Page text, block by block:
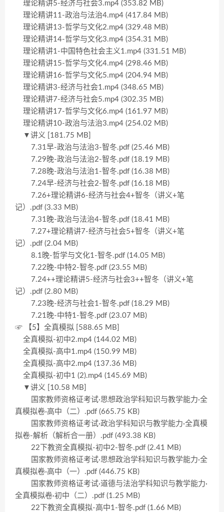
理论精讲5-经济与社会3.mp4 (353.82 MB)
理论精讲11-政治与法治4.mp4 (417.84 MB)
理论精讲13-哲学与文化2.mp4 (329.48 MB)
理论精讲14-哲学与文化3.mp4 (354.31 MB)
理论精讲1-中国特色社会主义1.mp4 (331.51 MB)
理论精讲15-哲学与文化4.mp4 (298.46 MB)
理论精讲16-哲学与文化5.mp4 (204.94 MB)
理论精讲3-经济与社会1.mp4 (348.65 MB)
理论精讲7-经济与社会5.mp4 (302.35 MB)
理论精讲17-哲学与文化6.mp4 (161.97 MB)
理论精讲10-政治与法治3.mp4 (254.02 MB)
▼讲义 [181.75 MB]
7.31早-政治与法治3-智冬.pdf (25.46 MB)
7.29晚-政治与法治2-智冬.pdf (18.19 MB)
7.28晚-政治与法治1-智冬.pdf (16.38 MB)
7.24早-经济与社会2-智冬.pdf (16.18 MB)
7.26+理论精讲6-经济与社会4+智冬（讲义+笔
记）.pdf (3.33 MB)
7.31晚-政治与法治4-智冬.pdf (18.41 MB)
7.27+理论精讲7-经济与社会5+智冬（讲义+笔
记）.pdf (2.04 MB)
8.1晚-哲学与文化1-智冬.pdf (14.05 MB)
7.22晚-中特2-智冬.pdf (23.55 MB)
7.24++理论精讲5-经济与社会3++智冬（讲义+笔
记）.pdf (2.80 MB)
7.23晚-经济与社会1-智冬.pdf (18.29 MB)
7.21晚-中特1-智冬.pdf (23.07 MB)
☞ 【5】全真模拟 [588.65 MB]
全真模拟-初中2.mp4 (144.02 MB)
全真模拟-高中1.mp4 (150.99 MB)
全真模拟-高中2.mp4 (137.36 MB)
全真模拟-初中1 (2).mp4 (145.69 MB)
▼讲义 [10.58 MB]
国家教师资格证考试·思想政治学科知识与教学能力·全
真模拟卷·高中（二）.pdf (665.75 KB)
国家教师资格证考试·政治学科知识与教学能力·全真模
拟卷-解析（解析合一册）.pdf (493.38 KB)
22下教资全真模拟-初中2-智冬.pdf (2.41 MB)
国家教师资格证考试·思想政治学科知识与教学能力·全
真模拟卷·高中（一）.pdf (446.75 KB)
国家教师资格证考试·道德与法治学科知识与教学能力·
全真模拟卷·初中（二）.pdf (1.25 MB)
22下教资全真模拟-高中1-智冬.pdf (1.66 MB)